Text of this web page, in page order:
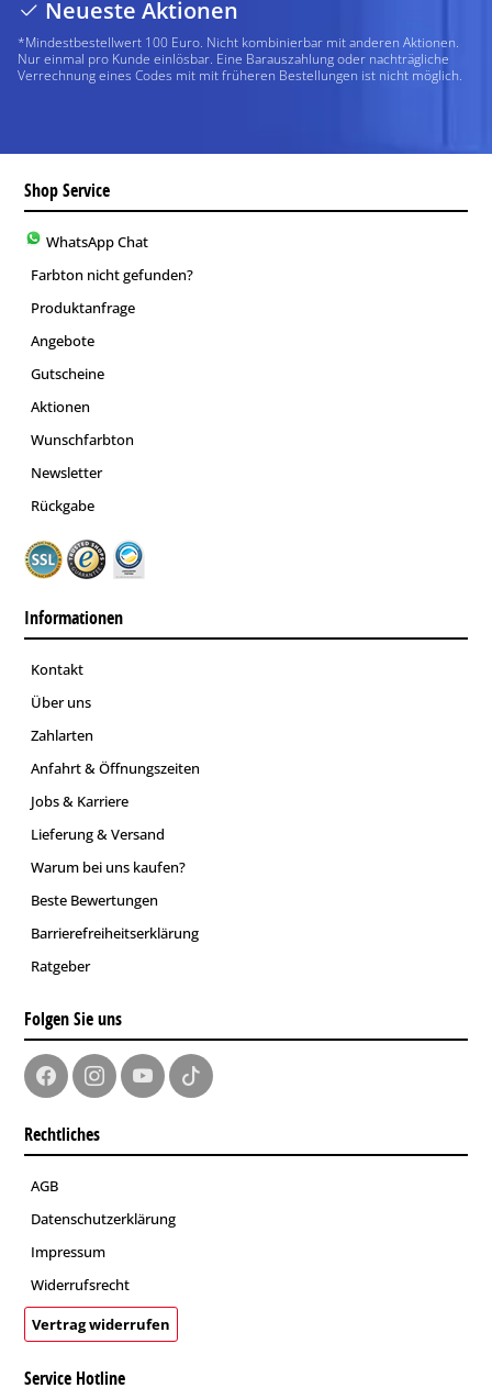
Neueste Aktionen
*Mindestbestellwert 100 Euro. Nicht kombinierbar mit anderen Aktionen.
Nur einmal pro Kunde einlösbar. Eine Barauszahlung oder nachträgliche
Verrechnung eines Codes mit mit früheren Bestellungen ist nicht möglich.
Shop Service
WhatsApp Chat
Farbton nicht gefunden?
Produktanfrage
Angebote
Gutscheine
Aktionen
Wunschfarbton
Newsletter
Rückgabe
Informationen
Kontakt
Über uns
Zahlarten
Anfahrt & Öffnungszeiten
Jobs & Karriere
Lieferung & Versand
Warum bei uns kaufen?
Beste Bewertungen
Barrierefreiheitserklärung
Ratgeber
Folgen Sie uns
Rechtliches
AGB
Datenschutzerklärung
Impressum
Widerrufsrecht
Vertrag widerrufen
Service Hotline